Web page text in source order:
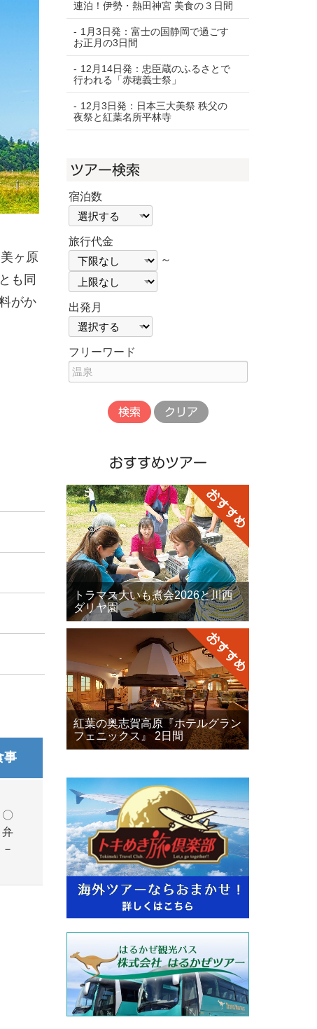
ヶ原
も同
がか
事
弁
連泊！伊勢・熱田神宮 美食の３日間
1月3日発：富士の国静岡で過ごす
お正月の3日間
12月14日発：忠臣蔵のふるさとで
行われる「赤穂義士祭」
12月3日発：日本三大美祭 秩父の
夜祭と紅葉名所平林寺
ツアー検索
宿泊数
宿泊数
旅行代金
旅
行
金
下
限
～
出発月
出発月
フリーワード
フ
リ
おすすめツアー
トラマス大いも煮会2026と川西
ダリヤ園
紅葉の奥志賀高原『ホテルグラン
フェニックス』 2日間